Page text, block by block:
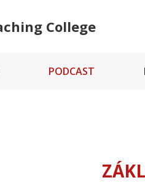
College
PODCAST